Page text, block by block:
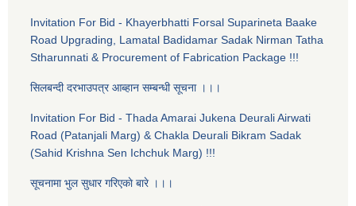
Invitation For Bid - Khayerbhatti Forsal Suparineta Baake
Road Upgrading, Lamatal Badidamar Sadak Nirman Tatha
Stharunnati & Procurement of Fabrication Package !!!
सिलबन्दी दरभाउपत्र आब्हान सम्बन्धी सूचना ।।।
Invitation For Bid - Thada Amarai Jukena Deurali Airwati
Road (Patanjali Marg) & Chakla Deurali Bikram Sadak
(Sahid Krishna Sen Ichchuk Marg) !!!
सूचनामा भुल सुधार गरिएकाे बारे ।।।